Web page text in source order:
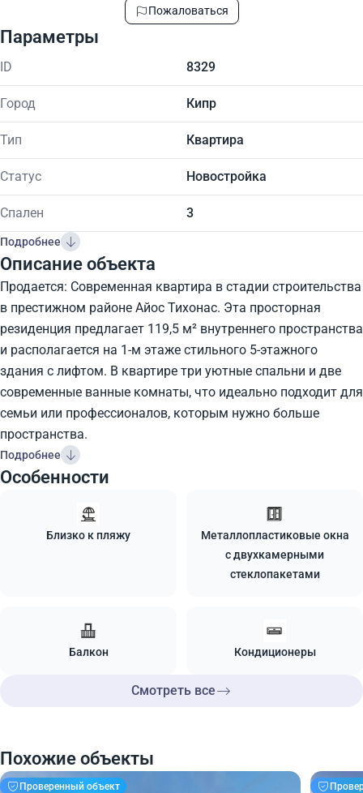
Пожаловаться
Параметры
ID 8329
Город Кипр
Тип Квартира
Статус Новостройка
Спален 3
Подробнее
Описание объекта
Продается: Современная квартира в стадии строительства
в престижном районе Айос Тихонас. Эта просторная
резиденция предлагает 119,5 м² внутреннего пространства
и располагается на 1-м этаже стильного 5-этажного
здания с лифтом. В квартире три уютные спальни и две
современные ванные комнаты, что идеально подходит для
семьи или профессионалов, которым нужно больше
пространства.
Подробнее
Особенности
Близко к пляжу
Металлопластиковые окна
с двухкамерными
стеклопакетами
Балкон Кондиционеры
Смотреть все
Похожие объекты
Проверенный объект